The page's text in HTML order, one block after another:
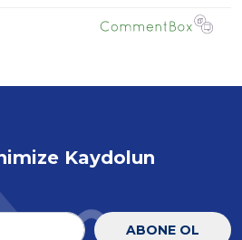
Kaydolun
ABONE OL